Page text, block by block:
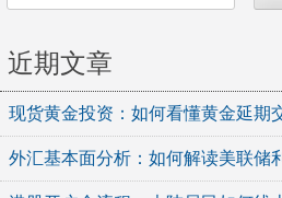
近期文章
现货黄金投资：如何看懂黄金延期
外汇基本面分析：如何解读美联储